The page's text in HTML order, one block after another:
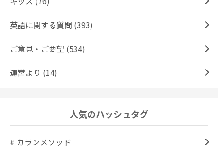
英語に関する質問 (393)
ご意見・ご要望 (534)
運営より (14)
人気のハッシュタグ
# カランメソッド